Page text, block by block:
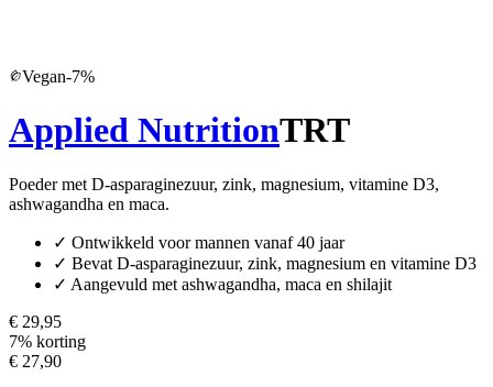
Vegan-7%
Applied NutritionTRT
Poeder met D-asparaginezuur, zink, magnesium, vitamine D3,
ashwagandha en maca.
✓ Ontwikkeld voor mannen vanaf 40 jaar
✓ Bevat D-asparaginezuur, zink, magnesium en vitamine D3
✓ Aangevuld met ashwagandha, maca en shilajit
€ 29,95
7% korting
€ 27,90